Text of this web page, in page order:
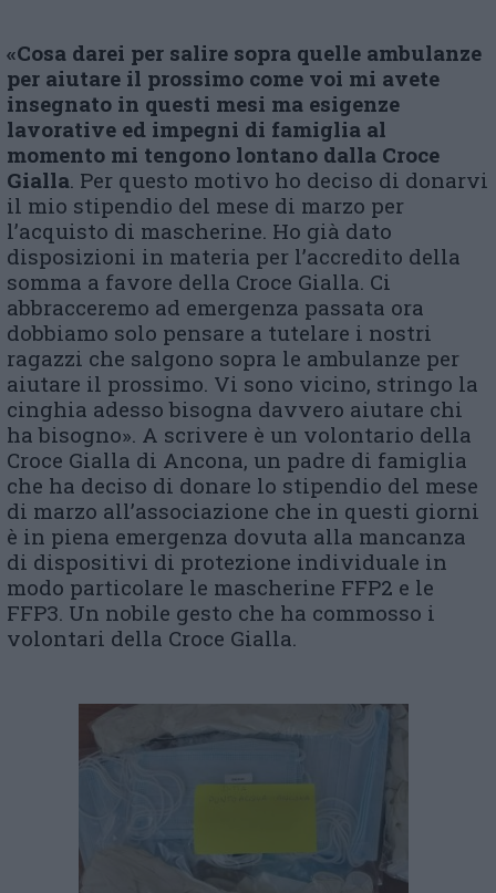
«Cosa darei per salire sopra quelle ambulanze
per aiutare il prossimo come voi mi avete
insegnato in questi mesi ma esigenze
lavorative ed impegni di famiglia al
momento mi tengono lontano dalla Croce
Gialla. Per questo motivo ho deciso di donarvi
il mio stipendio del mese di marzo per
l’acquisto di mascherine. Ho già dato
disposizioni in materia per l’accredito della
somma a favore della Croce Gialla. Ci
abbracceremo ad emergenza passata ora
dobbiamo solo pensare a tutelare i nostri
ragazzi che salgono sopra le ambulanze per
aiutare il prossimo. Vi sono vicino, stringo la
cinghia adesso bisogna davvero aiutare chi
ha bisogno». A scrivere è un volontario della
Croce Gialla di Ancona, un padre di famiglia
che ha deciso di donare lo stipendio del mese
di marzo all’associazione che in questi giorni
è in piena emergenza dovuta alla mancanza
di dispositivi di protezione individuale in
modo particolare le mascherine FFP2 e le
FFP3. Un nobile gesto che ha commosso i
volontari della Croce Gialla.